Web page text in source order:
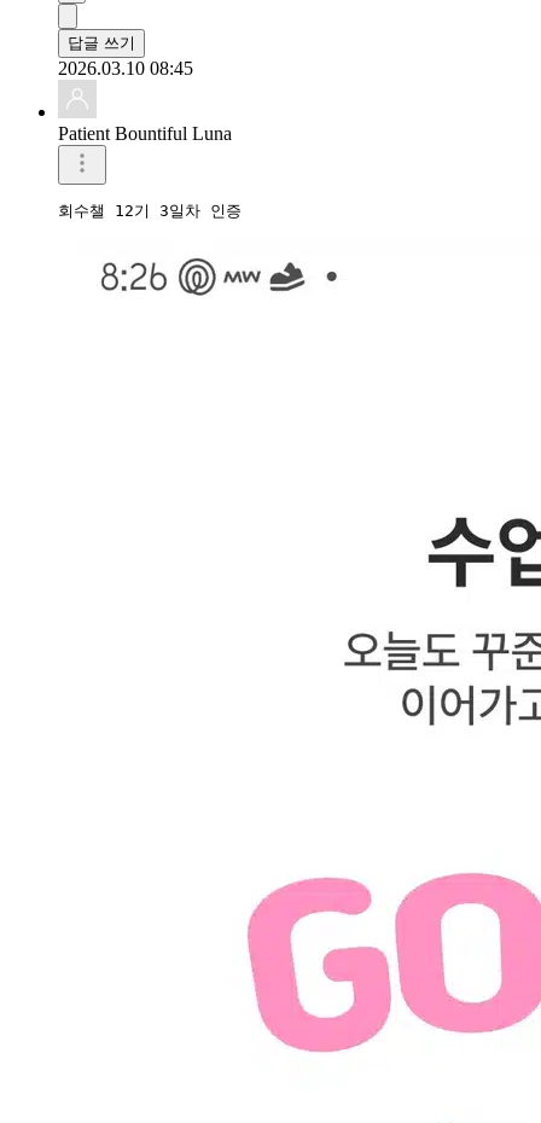
답글 쓰기
2026.03.10 08:45
Patient Bountiful Luna
회수챌 12기 3일차 인증